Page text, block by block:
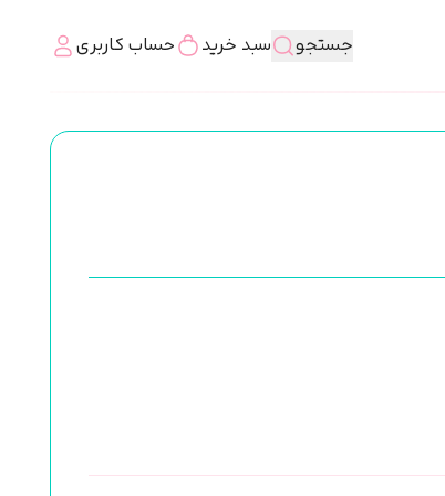
جستجو سبد خرید حساب کاربری